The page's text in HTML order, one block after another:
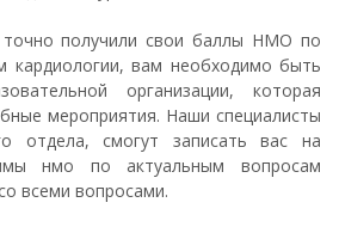
получили свои баллы НМО по
кардиологии, вам необходимо быть
организации, которая
мероприятия. Наши специалисты
отдела, смогут записать вас на
нмо по актуальным вопросам
всеми вопросами.